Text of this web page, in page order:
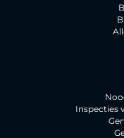
Inspecties